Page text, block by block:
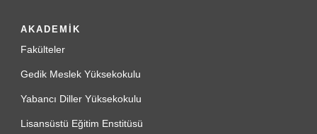
AKADEMİK
Fakülteler
Gedik Meslek Yüksekokulu
Yabancı Diller Yüksekokulu
Lisansüstü Eğitim Enstitüsü